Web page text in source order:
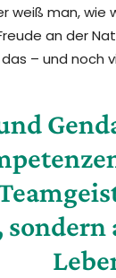
weiß man, wie
an der
– und noch